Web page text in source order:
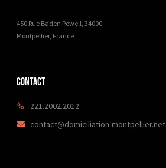
450 Rue Baden Powell, 34000
Montpellier, France
Contact
221.2002.2012
contact@domiciliation-montpellier.net